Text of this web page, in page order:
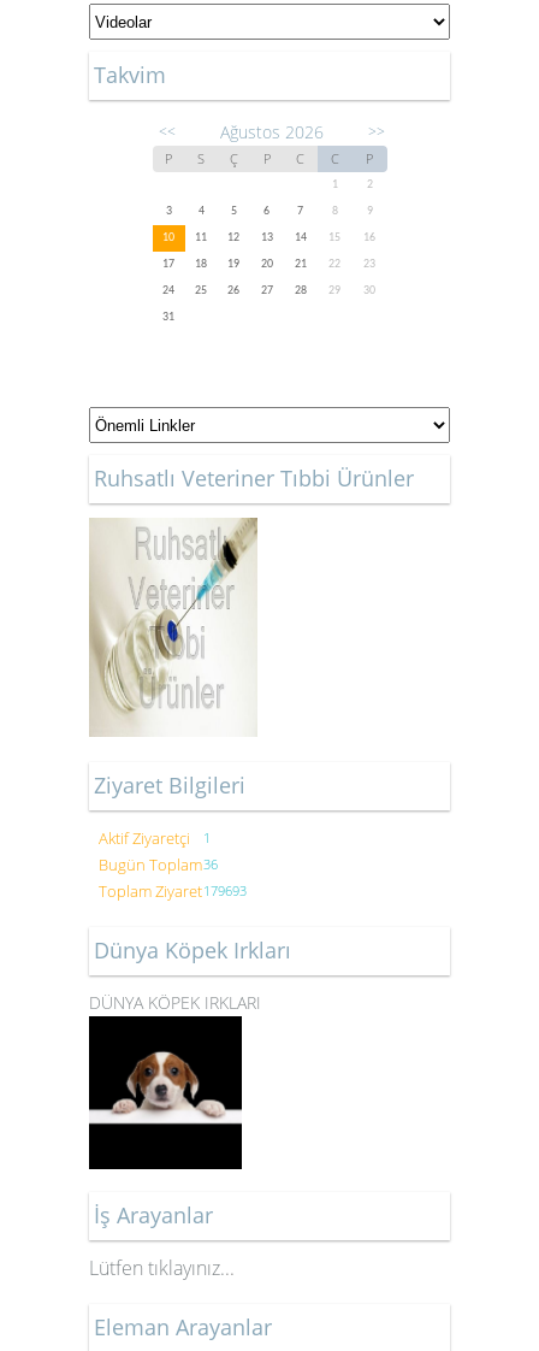
Takvim
<< Ağustos 2026 >>
P S Ç P C C P
1
2
3
4 5 6 7 8
9
10
11 12 13 14 15
16
17
18 19 20 21 22
23
24
25 26 27 28 29
30
31
Ruhsatlı Veteriner Tıbbi Ürünler
Ziyaret Bilgileri
Aktif Ziyaretçi 1
Bugün Toplam36
Toplam Ziyaret179693
Dünya Köpek Irkları
DÜNYA KÖPEK IRKLARI
İş Arayanlar
Lütfen tıklayınız...
Eleman Arayanlar